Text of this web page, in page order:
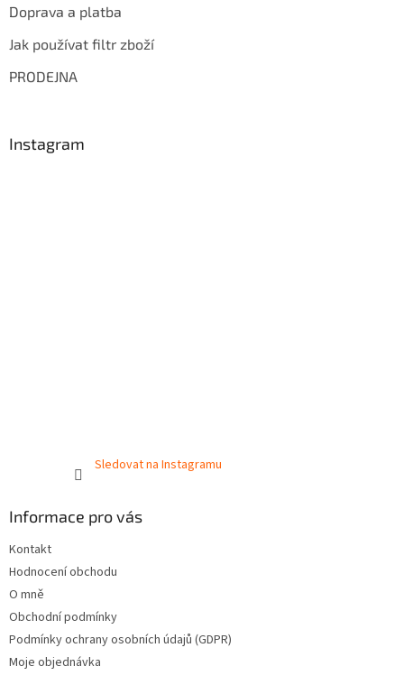
Doprava a platba
Jak používat filtr zboží
PRODEJNA
Instagram
Sledovat na Instagramu
Informace pro vás
Kontakt
Hodnocení obchodu
O mně
Obchodní podmínky
Podmínky ochrany osobních údajů (GDPR)
Moje objednávka